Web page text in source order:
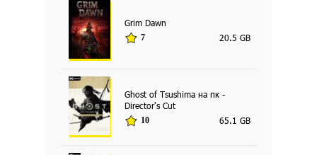
Grim Dawn
7 20.5 GB
Ghost of Tsushima на пк -
Director's Cut
10 65.1 GB